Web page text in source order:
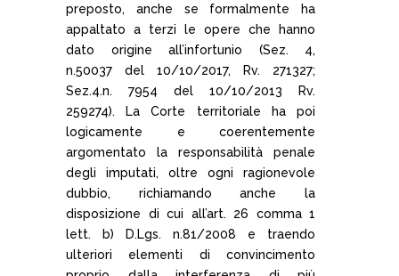
preposto, anche se formalmente ha
appaltato a terzi le opere che hanno
dato origine all’infortunio (Sez. 4,
n.50037 del 10/10/2017, Rv. 271327;
Sez.4.n. 7954 del 10/10/2013 Rv.
259274). La Corte territoriale ha poi
logicamente e coerentemente
argomentato la responsabilità penale
degli imputati, oltre ogni ragionevole
dubbio, richiamando anche la
disposizione di cui all’art. 26 comma 1
lett. b) D.Lgs. n.81/2008 e traendo
ulteriori elementi di convincimento